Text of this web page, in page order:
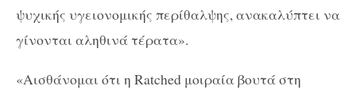
ψυχικής υγειονομικής περίθαλψης, ανακαλύπτει να
γίνονται αληθινά τέρατα».
«Αισθάνομαι ότι η Ratched μοιραία βουτά στη